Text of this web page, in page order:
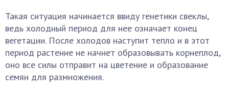
Такая ситуация начинается ввиду генетики свеклы,
ведь холодный период для нее означает конец
вегетации. После холодов наступит тепло и в этот
период растение не начнет образовывать корнеплод,
оно все силы отправит на цветение и образование
семян для размножения.